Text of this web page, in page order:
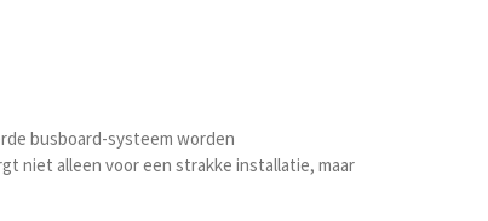
busboard-systeem worden
niet alleen voor een strakke installatie, maar